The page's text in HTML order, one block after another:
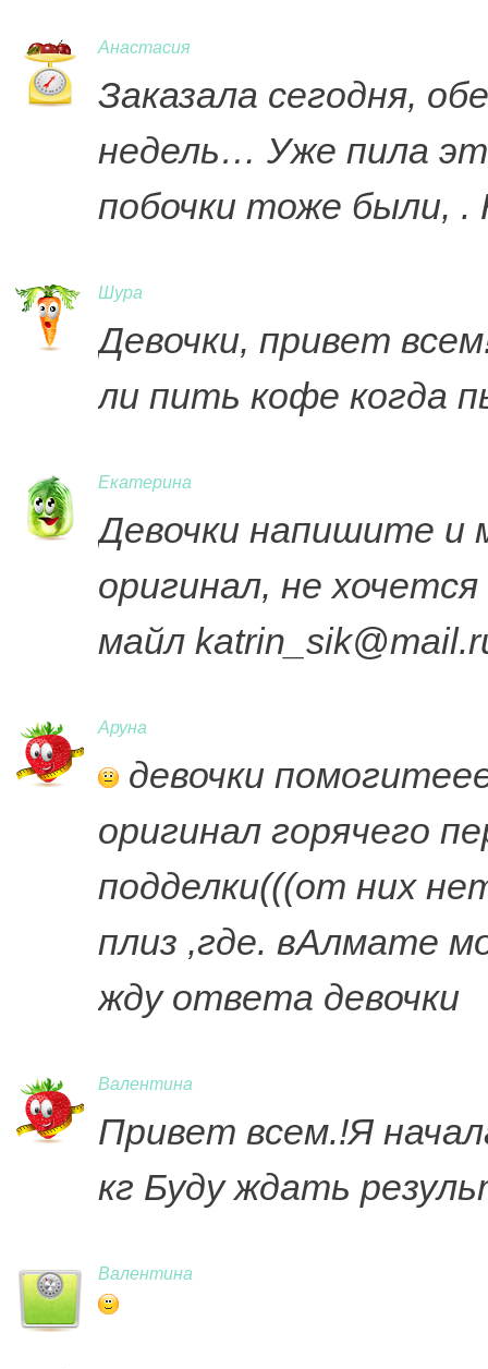
Анастасия
Заказала сегодня,
недель… Уже пила
побочки тоже были,
Шура
Девочки, привет
ли пить кофе когда
Екатерина
Девочки напишите и
оригинал, не
майл
Аруна
девочки
оригинал горячего
подделки(((от них
плиз ,где. вАлмате
жду ответа девочки
Валентина
Привет всем.!Я
кг Буду ждать
Валентина